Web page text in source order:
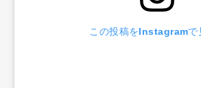
この投稿をInstagramで